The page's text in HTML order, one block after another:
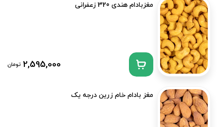
مغزبادام هندی 320 زعفرانی
2,595,000 تومان
مغز بادام خام زرین درجه یک